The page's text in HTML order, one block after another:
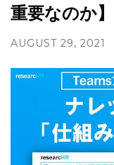
重要なのか】
AUGUST 29, 2021